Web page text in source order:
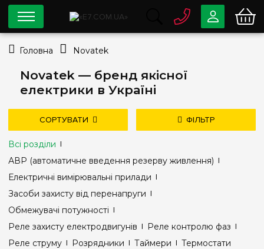
Novatek — бренд якісної
електрики в Україні
СОРТУВАТИ ФІЛЬТР
Ціна
— грн
Тип - схема роботи
l-ll(2)
Всі розділи
АВР (автоматичне введення резерву живлення)
Електричні вимірювальні прилади
Засоби захисту від перенапруги
Обмежувачі потужності
Реле захисту електродвигунів
Реле контролю фаз
Реле струму
Розрядники Таймери
Термостати
044334-79-78
Viber Telegram
Головна Novatek